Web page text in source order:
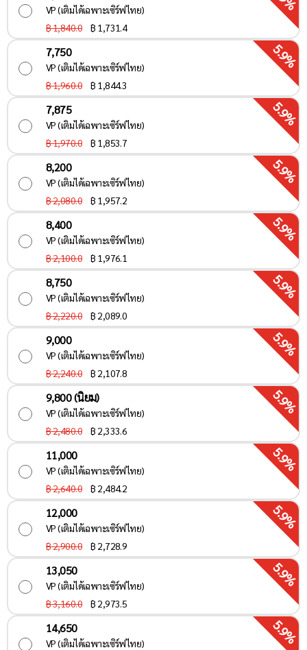
VP (เติมได้เฉพาะเซิร์ฟไทย)
฿ 1,840.0
฿ 1,731.4
7,750
VP (เติมได้เฉพาะเซิร์ฟไทย)
฿ 1,960.0
฿ 1,844.3
5.9%
7,875
VP (เติมได้เฉพาะเซิร์ฟไทย)
฿ 1,970.0
฿ 1,853.7
5.9%
8,200
VP (เติมได้เฉพาะเซิร์ฟไทย)
฿ 2,080.0
฿ 1,957.2
5.9%
8,400
VP (เติมได้เฉพาะเซิร์ฟไทย)
฿ 2,100.0
฿ 1,976.1
5.9%
8,750
VP (เติมได้เฉพาะเซิร์ฟไทย)
฿ 2,220.0
฿ 2,089.0
5.9%
9,000
VP (เติมได้เฉพาะเซิร์ฟไทย)
฿ 2,240.0
฿ 2,107.8
5.9%
9,800 (นิยม)
VP (เติมได้เฉพาะเซิร์ฟไทย)
฿ 2,480.0
฿ 2,333.6
5.9%
11,000
VP (เติมได้เฉพาะเซิร์ฟไทย)
฿ 2,640.0
฿ 2,484.2
5.9%
12,000
VP (เติมได้เฉพาะเซิร์ฟไทย)
฿ 2,900.0
฿ 2,728.9
5.9%
13,050
VP (เติมได้เฉพาะเซิร์ฟไทย)
฿ 3,160.0
฿ 2,973.5
5.9%
14,650
VP (เติมได้เฉพาะเซิร์ฟไทย)
5.9%